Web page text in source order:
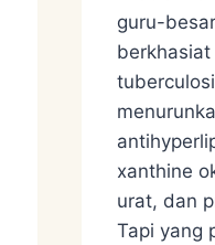
guru-
xanthine
urat, dan
Tapi yang